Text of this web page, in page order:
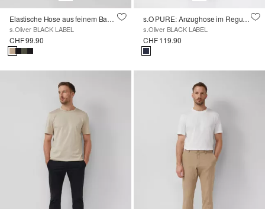
Elastische Hose aus feinem Baumwollstretch
s.Oliver BLACK LABEL
CHF 99.90
s.O PURE: Anzughose im Regular Fit mit Bundfalten
s.Oliver BLACK LABEL
CHF 119.90